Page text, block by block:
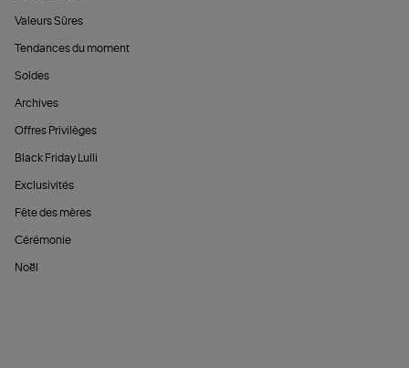
Valeurs Sûres
Tendances du moment
Soldes
Archives
Offres Privilèges
Black Friday Lulli
Exclusivités
Fête des mères
Cérémonie
Noël